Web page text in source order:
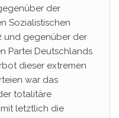
der
Sozialistischen
und gegenüber der
Partei Deutschlands
dieser extremen
war das
totalitäre
letztlich die